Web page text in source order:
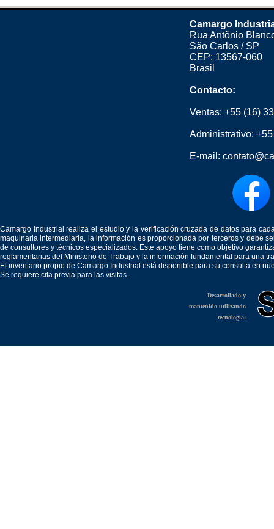
Camargo
Rua Antônio
São Carlos / SP
CEP: 13567-060
Brasil
Contacto:
Ventas: +55 (16)
Administrativo:
E-mail:
Camargo Industrial realiza el estudio y la verificación cruzada de datos para
maquinaria intermediaria, la información es proporcionada por terceros y debe
de consultores y técnicos especializados. Este apoyo tiene como objetivo
reglamentarias del Ministerio de Trabajo y la información fundamental para una
El inventario propio de Camargo Industrial está disponible para su consulta en
Se requiere cita previa para las visitas.
Desarrollado y
mantenido utilizando
tecnología: